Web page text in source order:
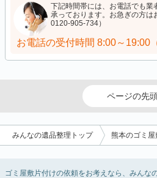
下記時間帯には、お電話でも業
承っております。お急ぎの方は
0120-905-734）
お電話の受付時間 8:00～19:00
ページの先
みんなの遺品整理トップ 熊本のゴミ
ゴミ屋敷片付けの依頼をお考えなら、みんな